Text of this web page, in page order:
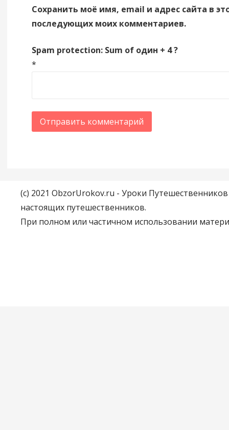
Сохранить моё имя, email и адрес сайта в
последующих моих комментариев.
Spam protection: Sum of один + 4 ?
*
(c) 2021 ObzorUrokov.ru - Уроки
настоящих путешественников.
При полном или частичном использовании